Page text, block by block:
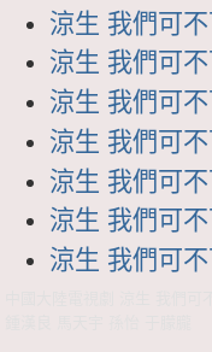
涼生 我們可
涼生 我們可
涼生 我們可
涼生 我們可
涼生 我們可
涼生 我們可
涼生 我們可